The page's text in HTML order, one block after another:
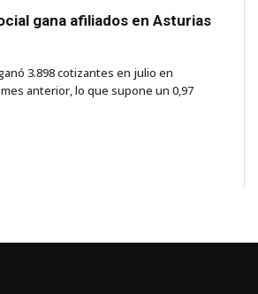
gana afiliados en Asturias
3.898 cotizantes en julio en
anterior, lo que supone un 0,97